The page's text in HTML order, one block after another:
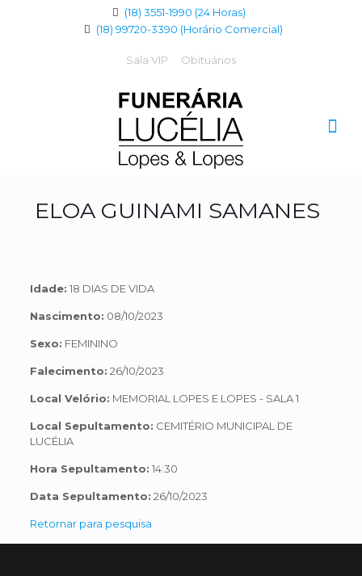
(18) 3551-1990 (24 Horas)
(18) 99720-3390 (Horário Comercial)
Sala VIP Obituários
ELOA GUINAMI SAMANES
Idade: 18 DIAS DE VIDA
Nascimento: 08/10/2023
Sexo: FEMININO
Falecimento: 26/10/2023
Local Velório: MEMORIAL LOPES E LOPES - SALA 1
Local Sepultamento: CEMITÉRIO MUNICIPAL DE
LUCÉLIA
Hora Sepultamento: 14:30
Data Sepultamento: 26/10/2023
Retornar para pesquisa